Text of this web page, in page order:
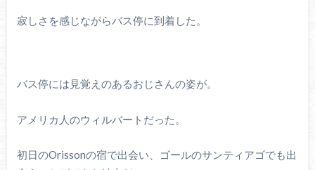
寂しさを感じながらバス停に到着した。
バス停には見覚えのあるおじさんの姿が。
アメリカ人のウィルバートだった。
初日のOrissonの宿で出会い、ゴールのサンティアゴでも出